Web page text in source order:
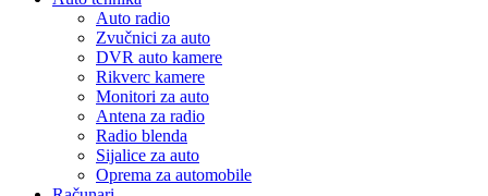
Auto radio
Zvučnici za auto
DVR auto kamere
Rikverc kamere
Monitori za auto
Antena za radio
Radio blenda
Sijalice za auto
Oprema za automobile